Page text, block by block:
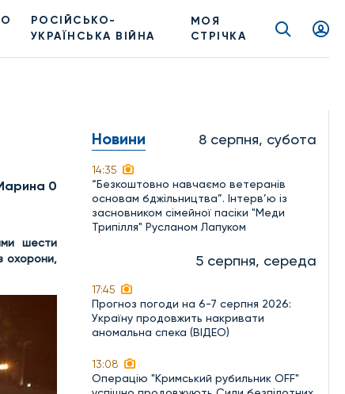
РОСІЙСЬКО-
УКРАЇНСЬКА ВІЙНА
МОЯ
СТРІЧКА
0
шести
охорони,
Новини 8 серпня, субота
14:35
“Безкоштовно навчаємо ветеранів
основам бджільництва”. Інтерв’ю із
засновником сімейної пасіки "Меди
Трипілля" Русланом Лапуком
5 серпня, середа
17:45
Прогноз погоди на 6-7 серпня 2026:
Україну продовжить накривати
аномальна спека (ВІДЕО)
13:08
Операцію "Кримський рубильник OFF"